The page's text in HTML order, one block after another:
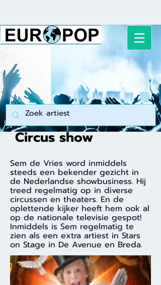
Circus show
Sem de Vries word inmiddels
steeds een bekender gezicht in
de Nederlandse showbusiness. Hij
treed regelmatig op in diverse
circussen en theaters. En de
oplettende kijker heeft hem ook al
op de nationale televisie gespot!
Inmiddels is Sem regelmatig te
zien als een extra artiest in Stars
on Stage in De Avenue en Breda.